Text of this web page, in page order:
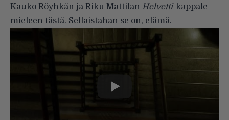
Kauko Röyhkän ja Riku Mattilan Helvetti-kappale
mieleen tästä. Sellaistahan se on, elämä.